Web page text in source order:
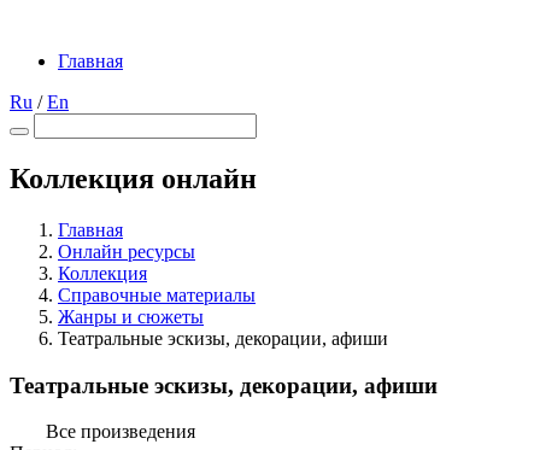
Главная
Ru /En
Коллекция онлайн
Главная
Онлайн ресурсы
Коллекция
Справочные материалы
Жанры и сюжеты
Театральные эскизы, декорации, афиши
Театральные эскизы, декорации, афиши
Все произведения